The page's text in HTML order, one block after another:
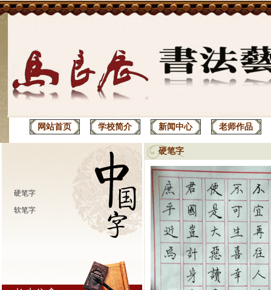
网站首页 学校简介 新闻中心 老师作品
硬笔字
软笔字
硬笔字